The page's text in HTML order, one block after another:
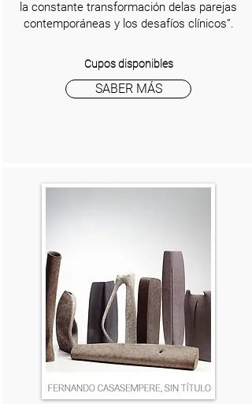
la constante transformación delas parejas
contemporáneas y los desafíos clínicos”.
Cupos disponibles
SABER MÁS